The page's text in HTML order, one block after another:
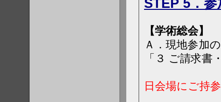
STEP 5．
【学術総会】
Ａ．現地参加
「３ ご請求書
日会場にご持